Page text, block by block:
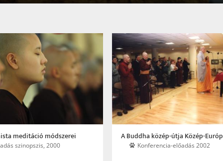
közép-útja Közép-Európában
előadás 2002
Vég nélküli leborulás
Kör-levél 45, 2008/1, 3-20. o.